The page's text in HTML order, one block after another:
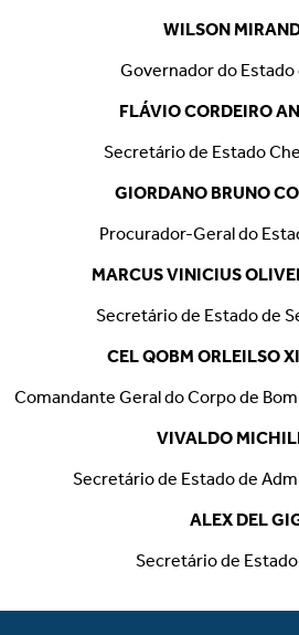
WILSON
Governador do Estado
FLÁVIO CORDEIRO
Secretário de Estado
GIORDANO BRUNO
Procurador-Geral do
MARCUS VINICIUS
Secretário de Estado de
CEL QOBM ORLEILSO
Comandante Geral do Corpo de
VIVALDO
Secretário de Estado de
ALEX DEL
Secretário de Estado